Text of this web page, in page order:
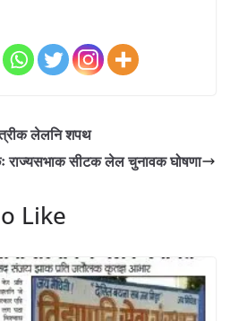
लेलनि शपथ
राज्यसभाक सीटक लेल चुनावक घोषणा
Like